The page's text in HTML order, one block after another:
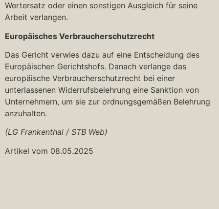
Wertersatz oder einen sonstigen Ausgleich für seine
Arbeit verlangen.
Europäisches Verbraucherschutzrecht
Das Gericht verwies dazu auf eine Entscheidung des
Europäischen Gerichtshofs. Danach verlange das
europäische Verbraucherschutzrecht bei einer
unterlassenen Widerrufsbelehrung eine Sanktion von
Unternehmern, um sie zur ordnungsgemäßen Belehrung
anzuhalten.
(LG Frankenthal / STB Web)
Artikel vom 08.05.2025